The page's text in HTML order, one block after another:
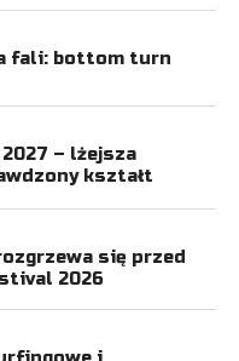
fali: bottom turn
– lżejsza
kształt
się przed
2026